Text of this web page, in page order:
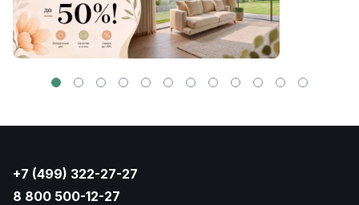
+7 (499) 322-27-27
8 800 500-12-27